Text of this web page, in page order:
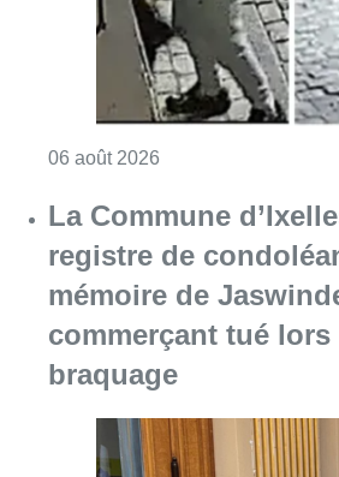
06 août 2026
La Commune
registre de
mémoire de
commerçant tué lors
braquage